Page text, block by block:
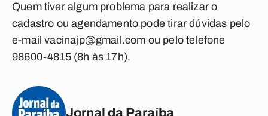
Quem tiver algum problema para realizar o
cadastro ou agendamento pode tirar dúvidas pelo
e-mailvacinajp@gmail.com ou pelo telefone
98600-4815 (8h às 17h).
Jornal da Paraíba